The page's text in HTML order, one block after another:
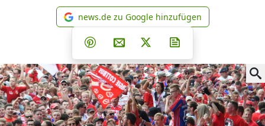
news.de zu Google
news.de zu Google hinzufügen
Teilen auf Facebook
Teilen auf Whatsapp
Teilen auf Telegram
Teilen auf Pinterest
Per E-Mail teilen
Post auf X